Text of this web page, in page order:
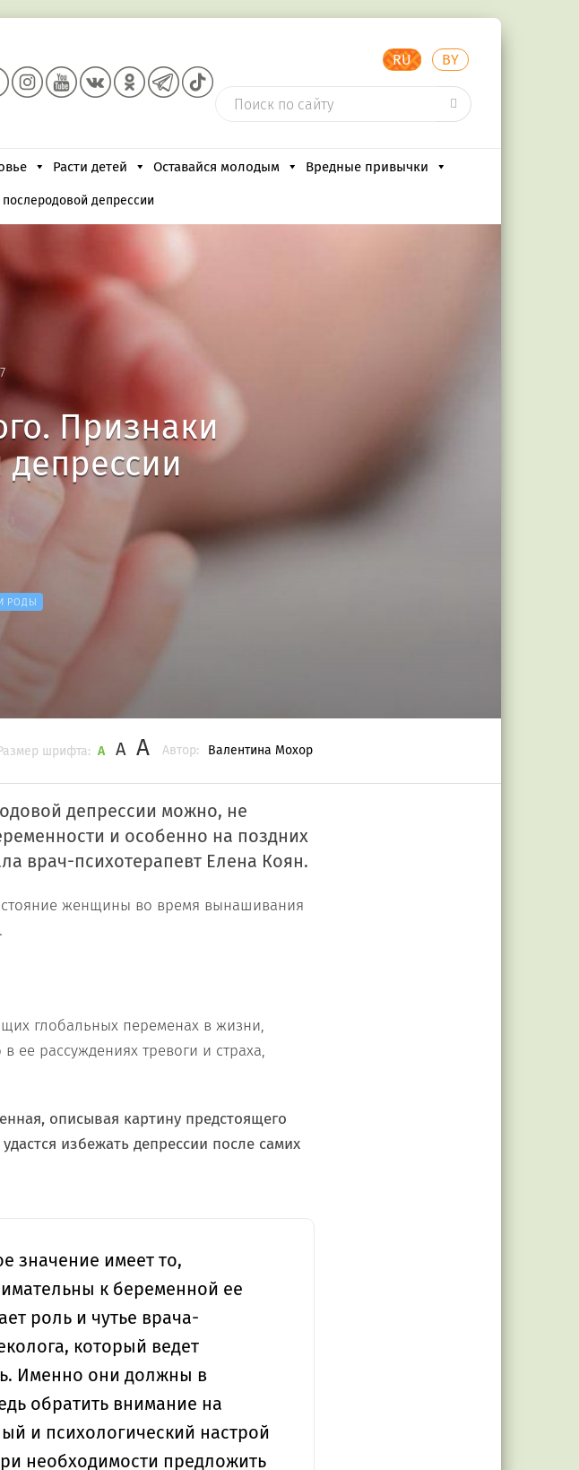
RU BY
Расти детей Оставайся молодым Вредные привычки
депрессии
Признаки
РОДЫ
Автор: Валентина Мохор
шрифта: A A A
депрессии можно, не
и особенно на поздних
врач-психотерапевт Елена Коян.
женщины во время вынашивания
глобальных переменах в жизни,
рассуждениях тревоги и страха,
описывая картину предстоящего
избежать депрессии после самих
значение имеет то,
к беременной ее
роль и чутье врача-
который ведет
Именно они должны в
обратить внимание на
и психологический настрой
необходимости предложить